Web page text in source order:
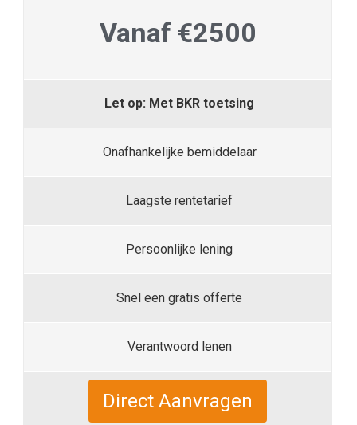
Vanaf €2500
Let op: Met BKR toetsing
Onafhankelijke bemiddelaar
Laagste rentetarief
Persoonlijke lening
Snel een gratis offerte
Verantwoord lenen
Direct Aanvragen